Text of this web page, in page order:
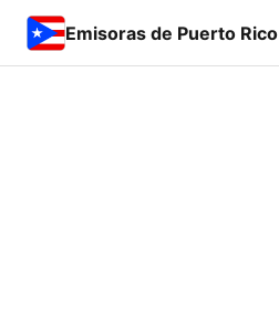
Emisoras de Puerto Rico